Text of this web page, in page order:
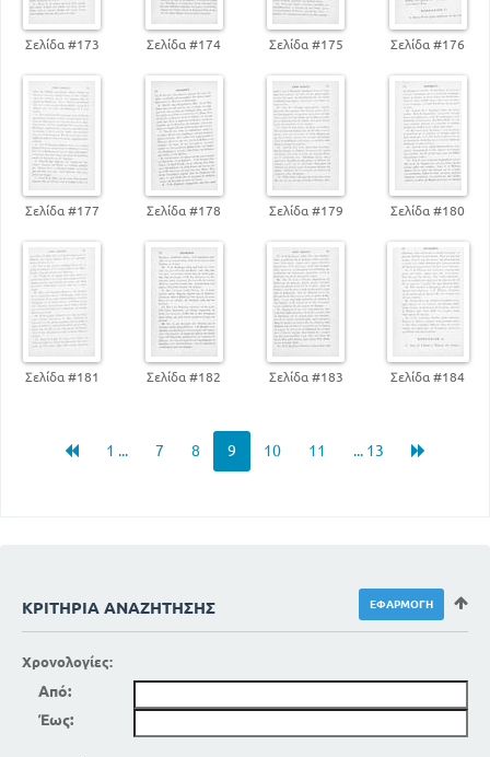
Σελίδα #173 Σελίδα #174 Σελίδα #175 Σελίδα #176
Σελίδα #177 Σελίδα #178 Σελίδα #179 Σελίδα #180
Σελίδα #181 Σελίδα #182 Σελίδα #183 Σελίδα #184
1 ... 7 8 9 10 11 ... 13
ΚΡΙΤΉΡΙΑ ΑΝΑΖΉΤΗΣΗΣ
Χρονολογίες:
Από:
Έως: